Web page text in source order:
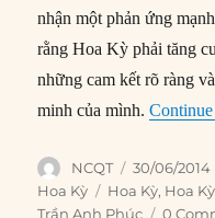
nhận một phản ứng
rằng Hoa Kỳ phải tăng
những cam kết rõ ràng
minh của mình.
Author
NCQT
Posted
on
30/06/2014
Hoa Kỳ
Tags
Hoa Kỳ, Hoa
Trần Anh Phúc
0